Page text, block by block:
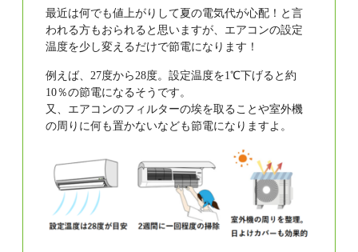
最近は何でも値上がりして夏の電気代が心配！と言
われる方もおられると思いますが、エアコンの設定
温度を少し変えるだけで節電になります！
例えば、27度から28度。設定温度を1℃下げると約
10％の節電になるそうです。
又、エアコンのフィルターの埃を取ることや室外機
の周りに何も置かないなども節電になりますよ。